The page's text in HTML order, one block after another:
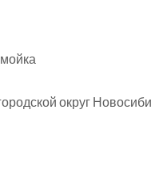
округ